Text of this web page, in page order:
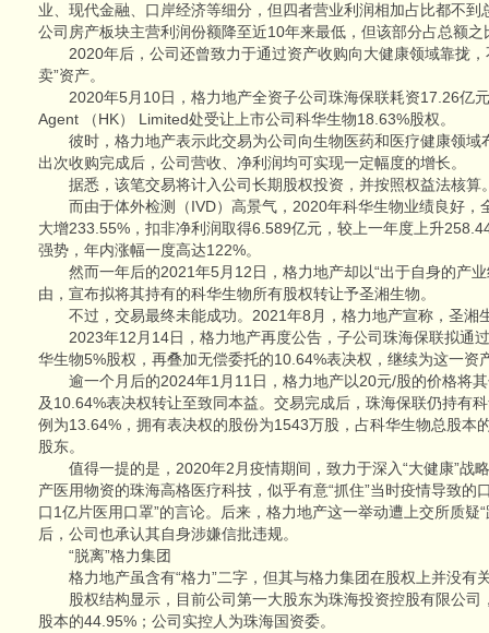
业、现代金融、口岸经济等细分，但四者营业利润相加占比都不
公司房产板块主营利润份额降至近10年来最低，但该部分占总额
2020年后，公司还曾致力于通过资产收购向大健康领域靠拢，
卖”资产。
2020年5月10日，格力地产全资子公司珠海保联耗资17.26亿
Agent （HK） Limited处受让上市公司科华生物18.63%股权。
彼时，格力地产表示此交易为公司向生物医药和医疗健康领域
出次收购完成后，公司营收、净利润均可实现一定幅度的增长。
据悉，该笔交易将计入公司长期股权投资，并按照权益法核算
而由于体外检测（IVD）高景气，2020年科华生物业绩良好，
大增233.55%，扣非净利润取得6.589亿元，较上一年度上升
强势，年内涨幅一度高达122%。
然而一年后的2021年5月12日，格力地产却以“出于自身的产业
由，宣布拟将其持有的科华生物所有股权转让予圣湘生物。
不过，交易最终未能成功。2021年8月，格力地产宣称，圣湘
2023年12月14日，格力地产再度公告，子公司珠海保联拟通
华生物5%股权，再叠加无偿委托的10.64%表决权，继续为这一资
逾一个月后的2024年1月11日，格力地产以20元/股的价格将其
及10.64%表决权转让至致同本益。交易完成后，珠海保联仍持有
例为13.64%，拥有表决权的股份为1543万股，占科华生物总股本
股东。
值得一提的是，2020年2月疫情期间，致力于深入“大健康”战
产医用物资的珠海高格医疗科技，似乎有意“抓住”当时疫情导致的
口1亿片医用口罩”的言论。后来，格力地产这一举动遭上交所质疑
后，公司也承认其自身涉嫌信批违规。
“脱离”格力集团
格力地产虽含有“格力”二字，但其与格力集团在股权上并没有
股权结构显示，目前公司第一大股东为珠海投资控股有限公司
股本的44.95%；公司实控人为珠海国资委。